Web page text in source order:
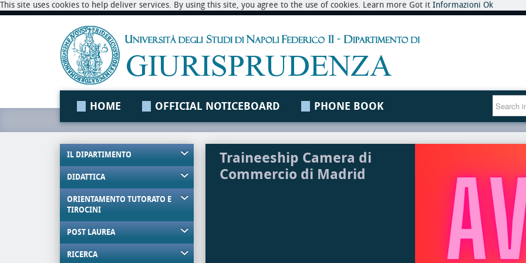
This site uses cookies to help deliver services. By using this site, you agree to the use of cookies. Learn more Got it Informazioni Ok
HOME OFFICIAL NOTICEBOARD PHONE BOOK
IL DIPARTIMENTO
DIDATTICA
ORIENTAMENTO TUTORATO E
TIROCINI
POST LAUREA
RICERCA
Traineeship Camera di
Commercio di Madrid